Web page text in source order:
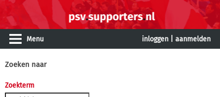
Menu inloggen aanmelden
Zoeken naar
Zoekterm